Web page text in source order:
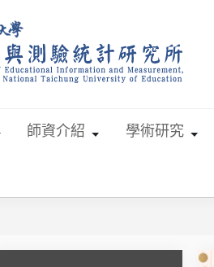
師資介紹 學術研究